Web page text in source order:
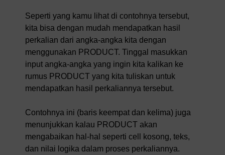
Seperti yang kamu lihat di contohnya tersebut,
kita bisa dengan mudah mendapatkan hasil
perkalian dari angka-angka kita dengan
menggunakan PRODUCT. Tinggal masukkan
input angka-angka yang ingin kita kalikan ke
rumus PRODUCT yang kita tuliskan untuk
mendapatkan hasil perkaliannya tersebut.
Contohnya ini (baris keempat dan kelima) juga
menunjukkan kalau PRODUCT akan
mengabaikan hal-hal seperti cell kosong, teks,
dan nilai logika dalam proses perkaliannya.